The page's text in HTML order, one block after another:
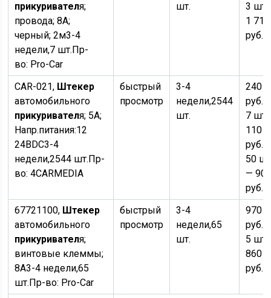
прикуривателя;
провода; 8А;
черный; 2м3-4
недели,7 шт.Пр-
во: Pro-Car
шт.
3
1 710
руб.
CAR-021, Штекер
автомобильного
прикуривателя; 5А;
Напр.питания:12
24ВDC3-4
недели,2544 шт.Пр-
во:4CARMEDIA
быстрый
просмотр
3-4
недели,2544
шт.
240
руб.
7
110
руб.
50
— 90
руб.
67721100, Штекер
автомобильного
прикуривателя;
винтовые клеммы;
8А3-4 недели,65
шт.Пр-во: Pro-Car
быстрый
просмотр
3-4
недели,65
шт.
970
руб.
5
860
руб.